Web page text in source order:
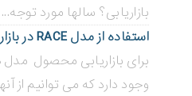
بازاریابی؟ سالها مورد توجه...
استفاده از مدل RACE در بازاریابی دیجیتال
برای بازاریابی محصول
وجود دارد که می توانیم از